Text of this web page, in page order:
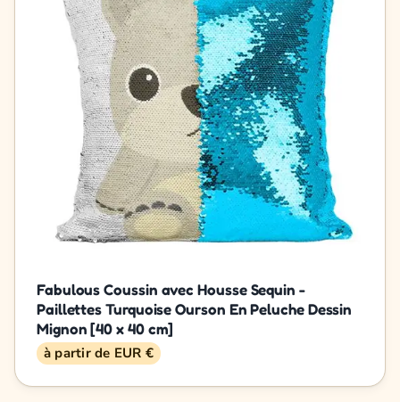
Fabulous Coussin avec Housse Sequin -
Paillettes Turquoise Ourson En Peluche Dessin
Mignon [40 x 40 cm]
à partir de EUR €